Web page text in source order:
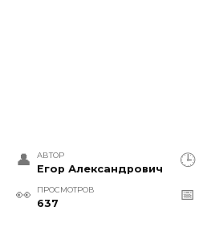
АВТОР
Егор Александрович
ПРОСМОТРОВ
637